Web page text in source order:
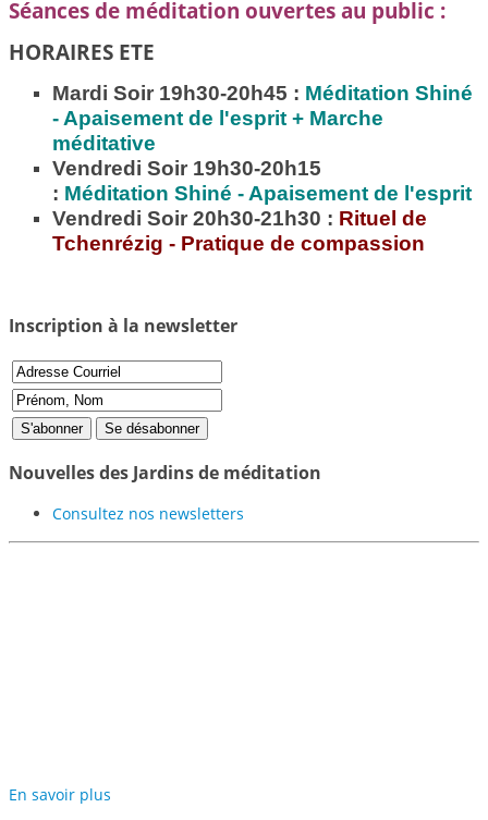
Séances de méditation ouvertes au public :
HORAIRES ETE
Mardi Soir 19h30-20h45 : Méditation Shiné
- Apaisement de l'esprit + Marche
méditative
Vendredi Soir 19h30-20h15
: Méditation Shiné - Apaisement de l'esprit
Vendredi Soir 20h30-21h30 : Rituel de
Tchenrézig - Pratique de compassion
Inscription à la newsletter
Nouvelles des Jardins de méditation
Consultez nos newsletters
En savoir plus